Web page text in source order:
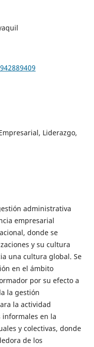
Liderazgo,
administrativa
empresarial
donde se
y su cultura
una cultura global. Se
en el ámbito
por su efecto a
la gestión
la actividad
en la
y colectivas, donde
de los